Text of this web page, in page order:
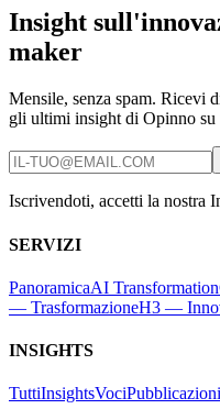
Insight
maker
Mensile, senza spam. Ricevi
gli ultimi insight di Opinno su
Iscrivendoti, accetti la nostra
SERVIZI
PanoramicaAI Transformation
— TrasformazioneH3 —
INSIGHTS
TuttiInsightsVociPubblicazioni